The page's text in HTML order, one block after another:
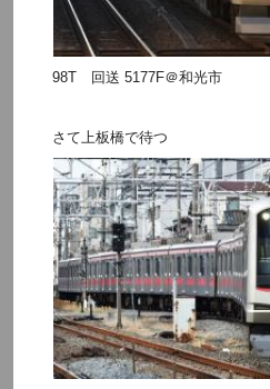
98T 回送 5177F＠和光市
さて上板橋で待つ